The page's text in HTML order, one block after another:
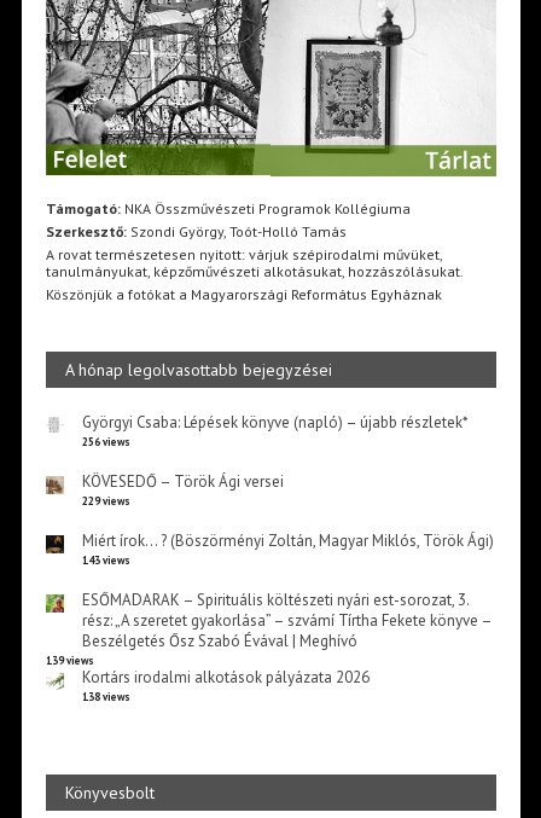
Támogató:NKA Összművészeti Programok Kollégiuma
Szerkesztő:Szondi György, Toót-Holló Tamás
A rovat természetesen nyitott: várjuk szépirodalmi művüket,
tanulmányukat, képzőművészeti alkotásukat, hozzászólásukat.
Köszönjük a fotókat a Magyarországi Református Egyháznak
A hónap legolvasottabb bejegyzései
Györgyi Csaba: Lépések könyve (napló) – újabb részletek*
256 views
KÖVESEDŐ – Török Ági versei
229 views
Miért írok… ? (Böszörményi Zoltán, Magyar Miklós, Török Ági)
143 views
ESŐMADARAK – Spirituális költészeti nyári est-sorozat, 3.
rész: „A szeretet gyakorlása” – szvámí Tírtha Fekete könyve –
Beszélgetés Ősz Szabó Évával | Meghívó
139 views
Kortárs irodalmi alkotások pályázata 2026
138 views
Könyvesbolt